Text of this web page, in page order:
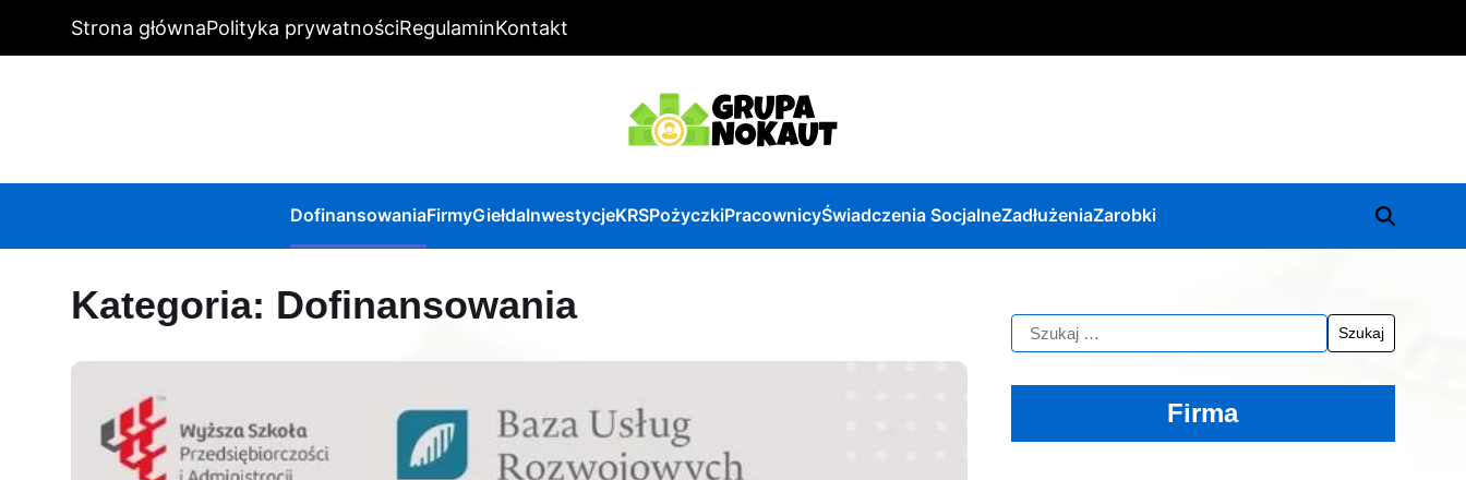
Strona głównaPolityka prywatnościRegulaminKontakt
DofinansowaniaFirmyGiełdaInwestycjeKRSPożyczkiPracownicyŚwiadczenia SocjalneZadłużeniaZarobki
Kategoria: Dofinansowania
Firma